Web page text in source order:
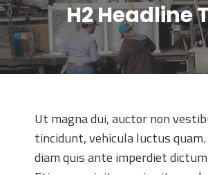
H2 Headline
Ut magna dui, auctor non
tincidunt, vehicula luctus
diam quis ante imperdiet